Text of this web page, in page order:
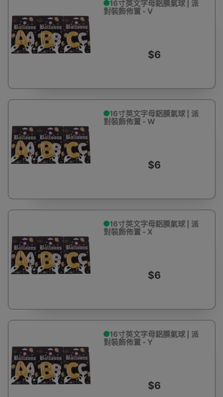
16寸英文字母鋁膜氣球 | 派
對裝飾佈置 - V
$6
16寸英文字母鋁膜氣球 | 派
對裝飾佈置 - W
$6
16寸英文字母鋁膜氣球 | 派
對裝飾佈置 - X
$6
16寸英文字母鋁膜氣球 | 派
對裝飾佈置 - Y
$6